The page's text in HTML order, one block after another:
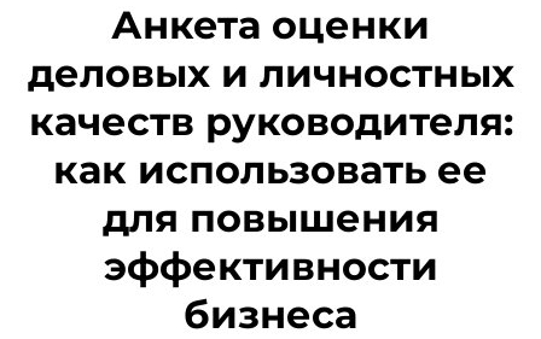
Анкета оценки
деловых и личностных
качеств руководителя:
как использовать ее
для повышения
эффективности
бизнеса